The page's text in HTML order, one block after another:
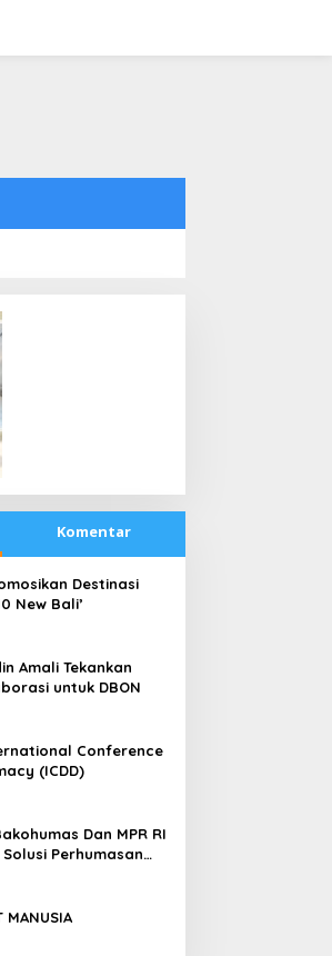
Kemana Harga Saham
Komentar
Destinasi
New Bali’
Amali Tekankan
untuk DBON
Conference
(ICDD)
Dan MPR RI
Perhumasan
Lembaga Masing –
MANUSIA